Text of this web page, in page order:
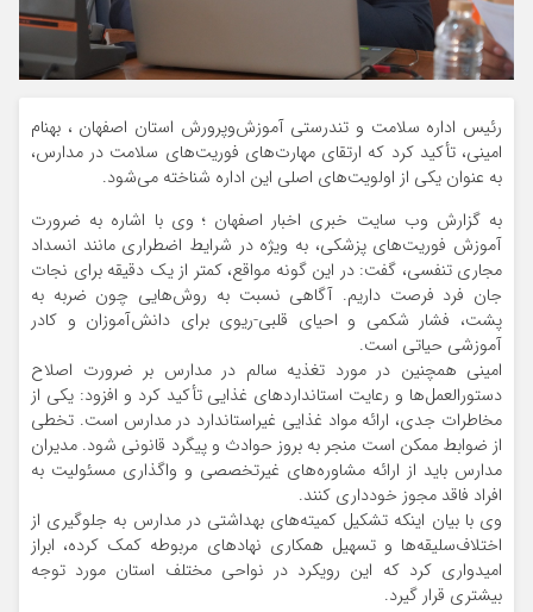
رئیس اداره سلامت و تندرستی آموزش‌وپرورش استان اصفهان ، بهنام
امینی، تأکید کرد که ارتقای مهارت‌های فوریت‌های سلامت در مدارس،
به عنوان یکی از اولویت‌های اصلی این اداره شناخته می‌شود.
به گزارش وب سایت خبری اخبار اصفهان ؛ وی با اشاره به ضرورت
آموزش فوریت‌های پزشکی، به ویژه در شرایط اضطراری مانند انسداد
مجاری تنفسی، گفت: در این گونه مواقع، کمتر از یک دقیقه برای نجات
جان فرد فرصت داریم. آگاهی نسبت به روش‌هایی چون ضربه به
پشت، فشار شکمی و احیای قلبی-ریوی برای دانش‌آموزان و کادر
آموزشی حیاتی است.
امینی همچنین در مورد تغذیه سالم در مدارس بر ضرورت اصلاح
دستورالعمل‌ها و رعایت استانداردهای غذایی تأکید کرد و افزود: یکی از
مخاطرات جدی، ارائه مواد غذایی غیراستاندارد در مدارس است. تخطی
از ضوابط ممکن است منجر به بروز حوادث و پیگرد قانونی شود. مدیران
مدارس باید از ارائه مشاوره‌های غیرتخصصی و واگذاری مسئولیت به
افراد فاقد مجوز خودداری کنند.
وی با بیان اینکه تشکیل کمیته‌های بهداشتی در مدارس به جلوگیری از
اختلاف‌سلیقه‌ها و تسهیل همکاری نهادهای مربوطه کمک کرده، ابراز
امیدواری کرد که این رویکرد در نواحی مختلف استان مورد توجه
بیشتری قرار گیرد.